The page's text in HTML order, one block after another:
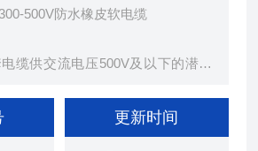
500V防水橡皮软电缆
缆供交流电压500V及以下的潜水
能。防水橡套电缆弯曲性能好，能
更新时间